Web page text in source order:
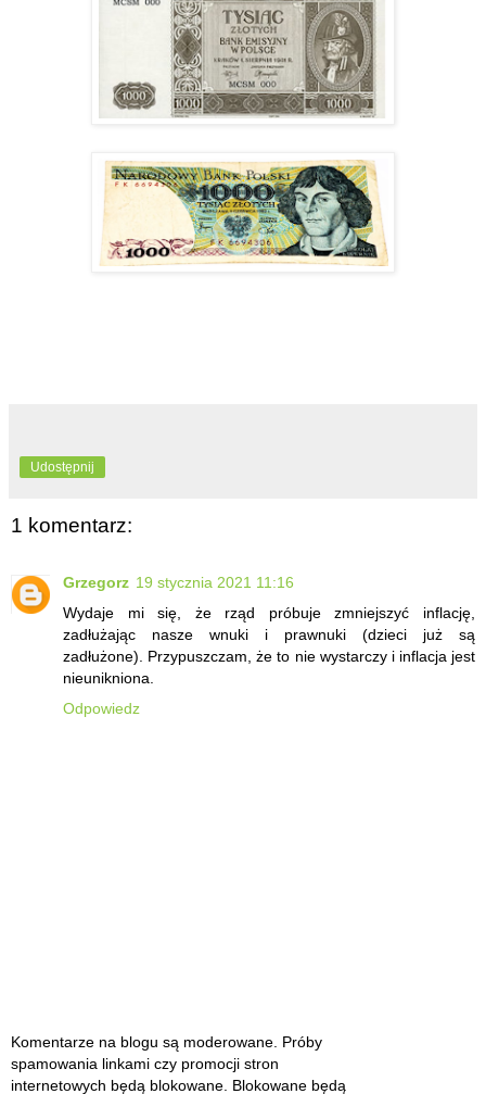
Udostępnij
1 komentarz:
Grzegorz 19 stycznia 2021 11:16
Wydaje mi się, że rząd próbuje zmniejszyć inflację,
zadłużając nasze wnuki i prawnuki (dzieci już są
zadłużone). Przypuszczam, że to nie wystarczy i inflacja jest
nieunikniona.
Odpowiedz
Komentarze na blogu są moderowane. Próby
spamowania linkami czy promocji stron
internetowych będą blokowane. Blokowane będą